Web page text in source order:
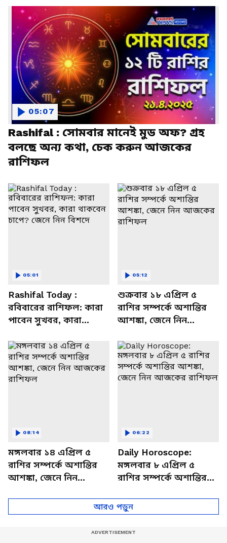
Rashifal : সোমবার মানেই মুড অফ? গ্রহ
বলছে অন্য কথা, চেক করুন আজকের
রাশিফল
05:07
Rashifal Today :
রবিবারের রাশিফল: কারা
পাবেন সুখবর, কারা
বিশদে
05:01
শুক্রবার ১৮ এপ্রিল ৫
রাশির সম্পর্কে অশান্তির
আশঙ্কা, জেনে নিন
05:12
মঙ্গলবার ১৪ এপ্রিল ৫
রাশির সম্পর্কে অশান্তির
আশঙ্কা, জেনে নিন
08:14
Daily Horoscope:
মঙ্গলবার ৮ এপ্রিল ৫
রাশির সম্পর্কে অশান্তির
আজকের রাশিফল
06:22
আরও পড়ুন